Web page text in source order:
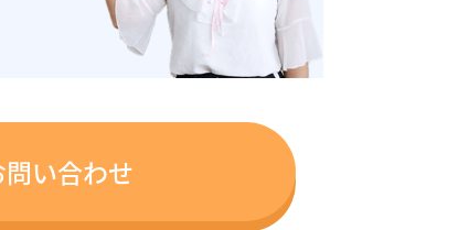
い合わせ